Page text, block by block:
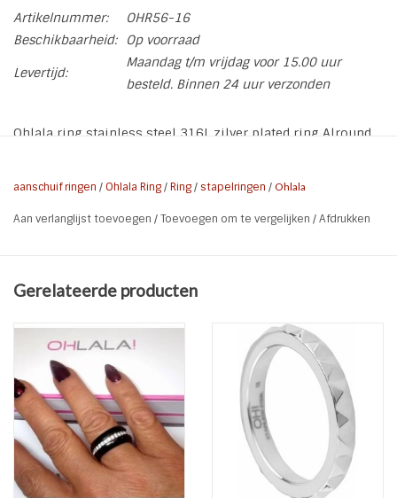
Artikelnummer:
OHR56-16
Beschikbaarheid:
Op voorraad
Levertijd:
Maandag t/m vrijdag voor 15.00 uur
besteld. Binnen 24 uur verzonden
Ohlala ring stainless steel 316L zilver plated ring Alround
* Merk: Ohlala
aanschuif ringen /Ohlala Ring/Ring/stapelringen / Ohlala
Aan verlanglijst toevoegen /Toevoegen om te vergelijken /Afdrukken
Gerelateerde producten